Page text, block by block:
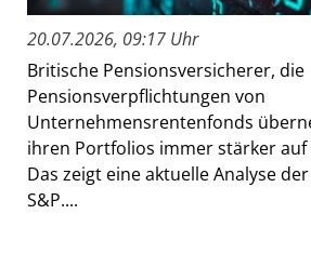
20.07.2026, 09:17 Uhr
Britische Pensionsversicherer, die
Pensionsverpflichtungen von
Unternehmensrentenfonds
ihren Portfolios immer stärker auf
Das zeigt eine aktuelle Analyse
S&P....